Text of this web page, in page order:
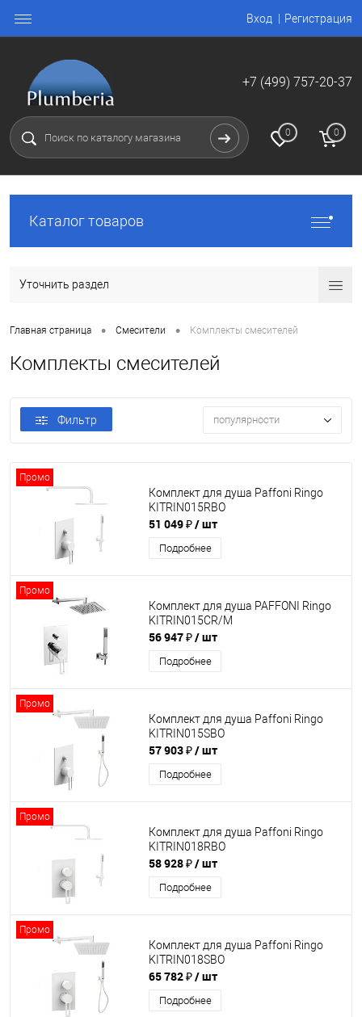
Вход Регистрация
+7 (499) 757-20-37
0 0
Каталог товаров
Уточнить раздел
Главная страница • Смесители • Комплекты смесителей
Комплекты смесителей
Фильтр популярности
Промо
Комплект для душа Paffoni Ringo
KITRIN015RBO
51 049 ₽/ шт
Подробнее
Промо
Комплект для душа PAFFONI Ringo
KITRIN015CR/M
56 947 ₽/ шт
Подробнее
Промо
Комплект для душа Paffoni Ringo
KITRIN015SBO
57 903 ₽/ шт
Подробнее
Промо
Комплект для душа Paffoni Ringo
KITRIN018RBO
58 928 ₽/ шт
Подробнее
Промо
Комплект для душа Paffoni Ringo
KITRIN018SBO
65 782 ₽/ шт
Подробнее